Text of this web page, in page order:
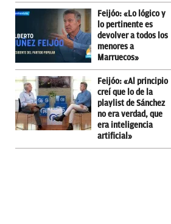
Feijóo: «Lo lógico y
lo pertinente es
devolver a todos los
menores a
Marruecos»
Feijóo: «Al principio
creí que lo de la
playlist de Sánchez
no era verdad, que
era inteligencia
artificial»